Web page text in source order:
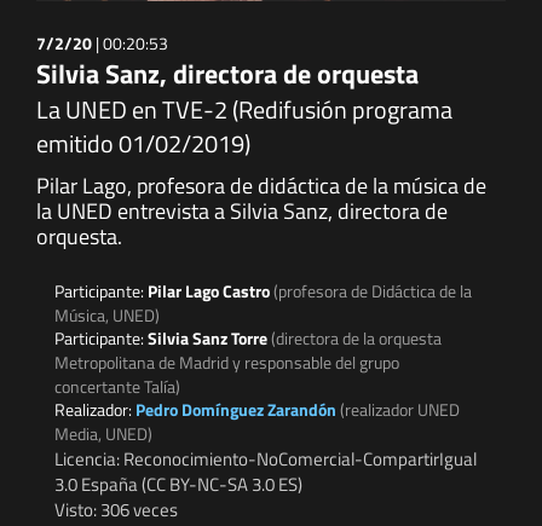
7/2/20|00:20:53
Silvia Sanz, directora de orquesta
La UNED en TVE-2 (Redifusión programa
emitido 01/02/2019)
Pilar Lago, profesora de didáctica de la música de
la UNED entrevista a Silvia Sanz, directora de
orquesta.
Participante: Pilar Lago Castro(profesora de Didáctica de la
Música, UNED)
Participante:Silvia Sanz Torre(directora de la orquesta
Metropolitana de Madrid y responsable del grupo
concertante Talía)
Realizador: Pedro Domínguez Zarandón(realizador UNED
Media, UNED)
Licencia: Reconocimiento-NoComercial-CompartirIgual
3.0 España (CC BY-NC-SA 3.0 ES)
Visto: 306 veces